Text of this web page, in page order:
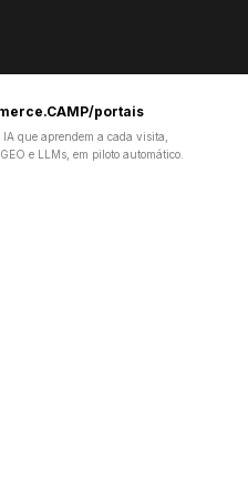
portais
que aprendem a cada visita,
e LLMs, em piloto automático.